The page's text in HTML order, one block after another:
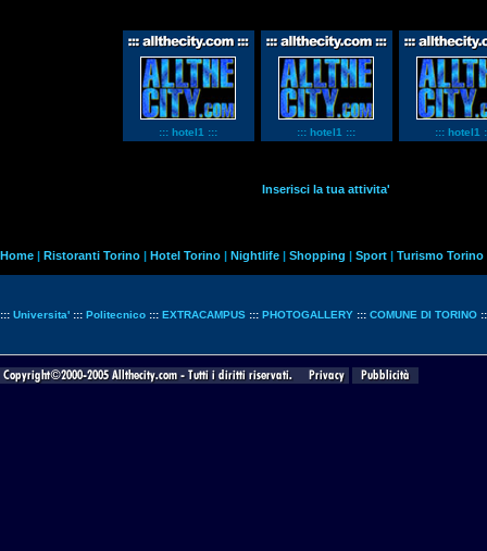
::: hotel1 ::: ::: hotel1 ::: ::: hotel1
Inserisci la tua attivita'
Home | Ristoranti Torino | Hotel Torino | Nightlife | Shopping | Sport | Turismo Torino
::: Universita' ::: Politecnico ::: EXTRACAMPUS ::: PHOTOGALLERY ::: COMUNE DI TORINO